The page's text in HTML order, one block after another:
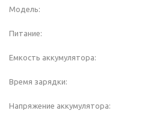
Модель:
Питание:
Емкость аккумулятора:
Время зарядки:
Напряжение аккумулятора: